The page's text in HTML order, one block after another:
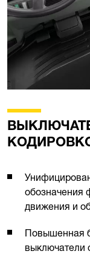
обозначения
движения и
Повышенная
выключатели